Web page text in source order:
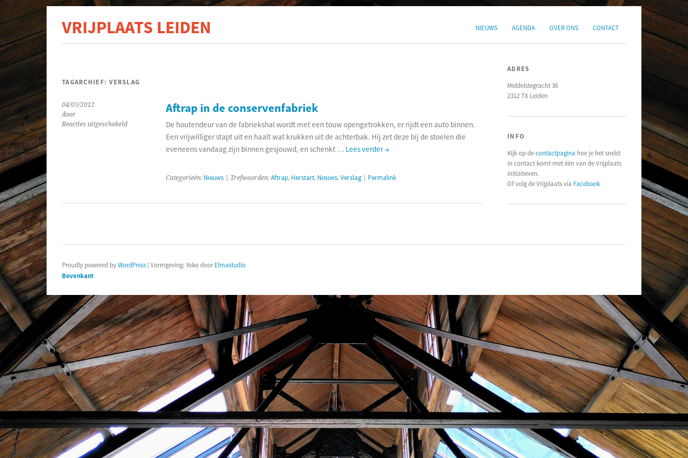
NIEUWS AGENDA OVER ONS CONTACT
VRIJPLAATS LEIDEN
TAGARCHIEF:VERSLAG
04/05/2012
door
Reacties uitgeschakeldvoor
Aftrap in de conservenfabriek
De houtendeur van de fabriekshal wordt met een touw opengetrokken, er rijdt een auto binnen.
Een vrijwilliger stapt uit en haalt wat krukken uit de achterbak. Hij zet deze bij de stoelen die
eveneens vandaag zijn binnen gesjouwd, en schenkt … Lees verder→
Categorieën: Nieuws | Trefwoorden: Aftrap, Herstart, Nieuws, Verslag Permalink
ADRES
Middelstegracht 36
2312 TX Leiden
INFO
Kijk op decontactpagina hoe je het snelst
in contact komt met één van de Vrijplaats
initiatieven.
Of volg de Vrijplaats via Facebook
Proudly powered byWordPress | Vormgeving: Yoko doorElmastudio
Bovenkant